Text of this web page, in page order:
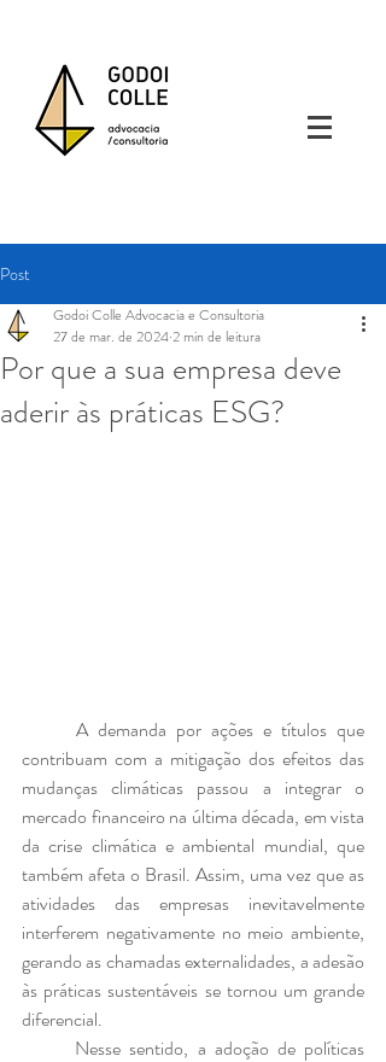
Post
Por que a sua empresa deve
aderir às práticas ESG?
Godoi Colle Advocacia e Consultoria
27 de mar. de 20242 min de leitura
contribuam com a mitigação dos efeitos das
mudanças climáticas passou a integrar o
mercado financeiro na última década, em vista
da crise climática e ambiental mundial, que
também afeta o Brasil. Assim, uma vez que as
atividades das empresas inevitavelmente
interferem negativamente no meio ambiente,
gerando as chamadas externalidades, a adesão
às práticas sustentáveis se tornou um grande
diferencial.